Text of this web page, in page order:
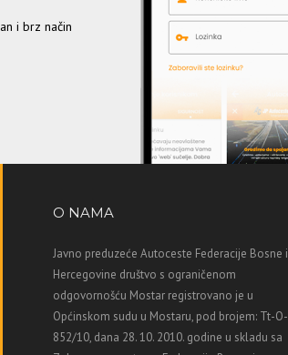
i brz način
O NAMA
Javno preduzeće Autoceste Federacije Bosne i
Hercegovine društvo s ograničenom
odgovornošću Mostar registrovano je u
Općinskom sudu u Mostaru, pod brojem: Tt-O-
852/10, dana 28. 10. 2010. godine u skladu sa